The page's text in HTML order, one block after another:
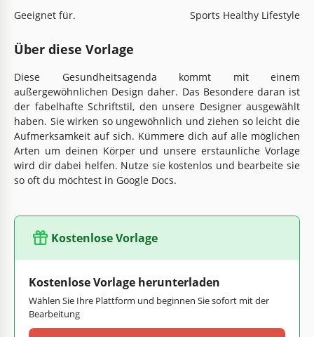
Geeignet für. Sports Healthy Lifestyle
Über diese Vorlage
Diese Gesundheitsagenda kommt mit einem
außergewöhnlichen Design daher. Das Besondere daran ist
der fabelhafte Schriftstil, den unsere Designer ausgewählt
haben. Sie wirken so ungewöhnlich und ziehen so leicht die
Aufmerksamkeit auf sich. Kümmere dich auf alle möglichen
Arten um deinen Körper und unsere erstaunliche Vorlage
wird dir dabei helfen. Nutze sie kostenlos und bearbeite sie
so oft du möchtest in Google Docs.
Kostenlose Vorlage
Kostenlose Vorlage herunterladen
Wählen Sie Ihre Plattform und beginnen Sie sofort mit der
Bearbeitung